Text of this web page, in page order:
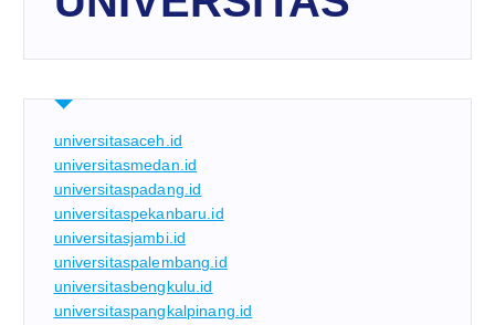
universitasaceh.id
universitasmedan.id
universitaspadang.id
universitaspekanbaru.id
universitasjambi.id
universitaspalembang.id
universitasbengkulu.id
universitaspangkalpinang.id